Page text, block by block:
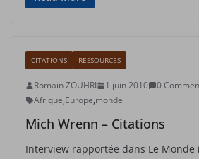
CITATIONS RESSOURCES
Romain ZOUHRI 1 juin 2010
0
Afrique,Europe,monde
Mich Wrenn – Citations
Interview rapportée dans Le Monde